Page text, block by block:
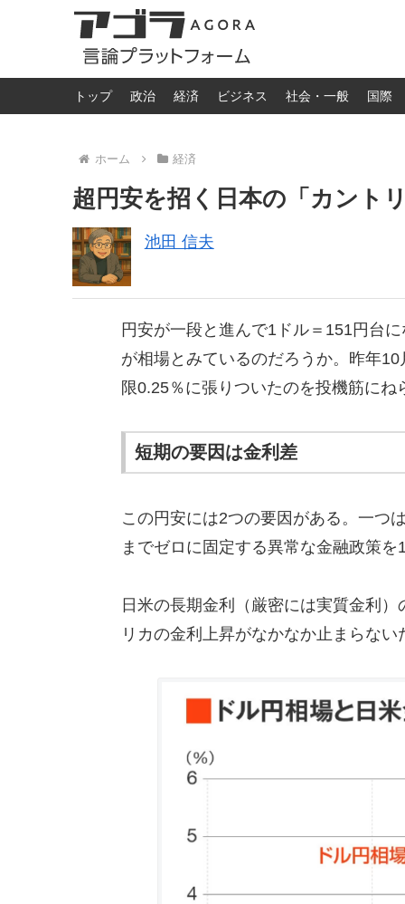
トップ 政治 経済 ビジネス 社会・一般 国際
ホーム 経済
超円安を招く日本の「カント
池田 信夫
円安が一段と進んで1ドル＝151円台
が相場とみているのだろうか。昨年
限0.25％に張りついたのを投機筋に
短期の要因は金利差
この円安には2つの要因がある。一つ
までゼロに固定する異常な金融政策
日米の長期金利（厳密には実質金利
リカの金利上昇がなかなか止まらな